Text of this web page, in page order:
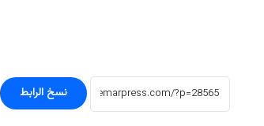
نسخ الرابط